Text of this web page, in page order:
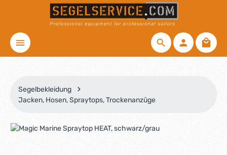
Zum Hauptinhalt springen
Segelbekleidung
Jacken, Hosen, Spraytops, Trockenanzüge
Bildergalerie überspringen